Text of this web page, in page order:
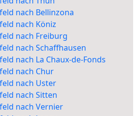
nach Bellinzona
nach Köniz
nach Freiburg
nach Schaffhausen
nach La Chaux-de-Fonds
nach Chur
nach Uster
nach Sitten
nach Vernier